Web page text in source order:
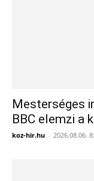
Mesterséges
BBC elemzi a
koz-hir.hu - 2026.08.06.